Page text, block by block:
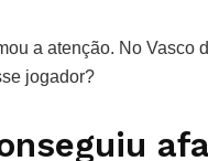
a atenção. No Vasco
jogador?